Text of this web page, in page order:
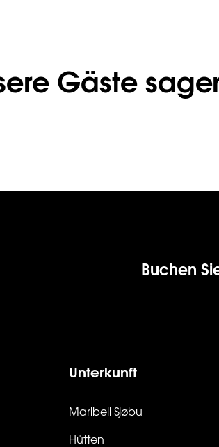
Gäste
Buchen
Unterkunft
Maribell Sjøbu
Hütten